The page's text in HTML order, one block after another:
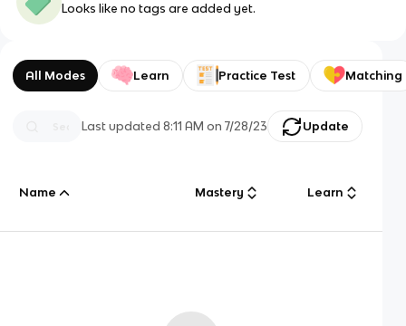
Looks like no tags are added yet.
All Modes Learn Practice Test Matching
Last updated8:11 AM on 7/28/23 Update
Name Mastery Learn